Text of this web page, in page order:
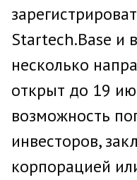
Startech.Base и
несколько
открыт до 19
возможность
инвесторов,
корпорацией